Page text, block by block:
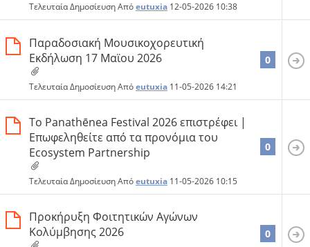
Τελευταία Δημοσίευση Απόeutuxia 12-05-2026 10:38
Παραδοσιακή Μουσικοχορευτική
Εκδήλωση 17 Μαϊου 2026
Τελευταία Δημοσίευση Απόeutuxia 11-05-2026 14:21
0
Το Panathēnea Festival 2026 επιστρέφει |
Επωφεληθείτε από τα προνόμια του
Ecosystem Partnership
Τελευταία Δημοσίευση Απόeutuxia 11-05-2026 10:15
0
Προκήρυξη Φοιτητικών Αγώνων
Κολύμβησης 2026
0